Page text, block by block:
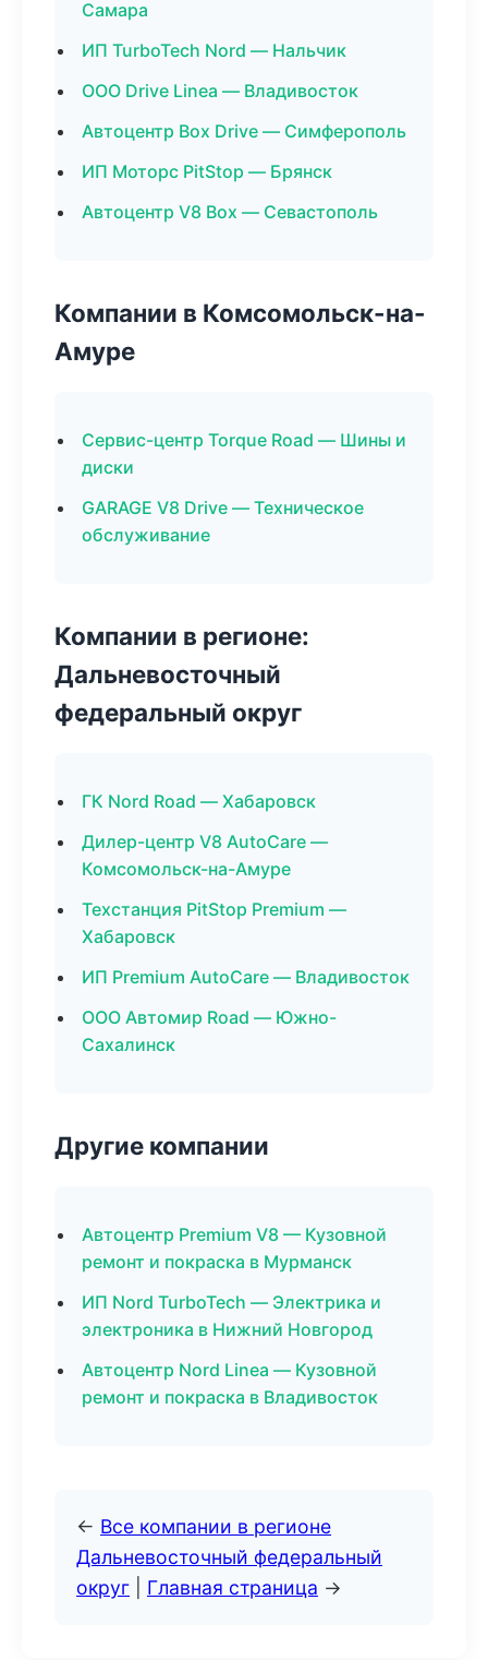
Самара
ИП TurboTech Nord — Нальчик
ООО Drive Linea — Владивосток
Автоцентр Box Drive — Симферополь
ИП Моторс PitStop — Брянск
Автоцентр V8 Box — Севастополь
Компании в Комсомольск-на-
Амуре
Сервис-центр Torque Road — Шины и
диски
GARAGE V8 Drive — Техническое
обслуживание
Компании в регионе:
Дальневосточный
федеральный округ
ГК Nord Road — Хабаровск
Дилер-центр V8 AutoCare —
Комсомольск-на-Амуре
Техстанция PitStop Premium —
Хабаровск
ИП Premium AutoCare — Владивосток
ООО Автомир Road — Южно-
Сахалинск
Другие компании
Автоцентр Premium V8 — Кузовной
ремонт и покраска в Мурманск
ИП Nord TurboTech — Электрика и
электроника в Нижний Новгород
Автоцентр Nord Linea — Кузовной
ремонт и покраска в Владивосток
← Все компании в регионе
Дальневосточный федеральный
округ
Главная страница →